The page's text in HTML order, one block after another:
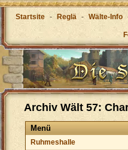
Startsite - Reglä - Wälte-Info
Archiv Wält 57:
Menü
Ruhmeshalle